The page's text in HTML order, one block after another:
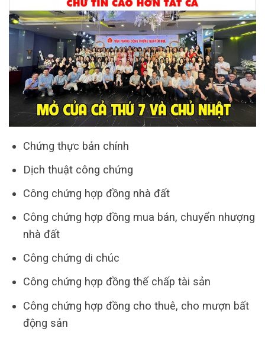
Chứng thực bản chính
Dịch thuật công chứng
Công chứng hợp đồng nhà đất
Công chứng hợp đồng mua bán, chuyển nhượng
nhà đất
Công chứng di chúc
Công chứng hợp đồng thế chấp tài sản
Công chứng hợp đồng cho thuê, cho mượn bất
động sản